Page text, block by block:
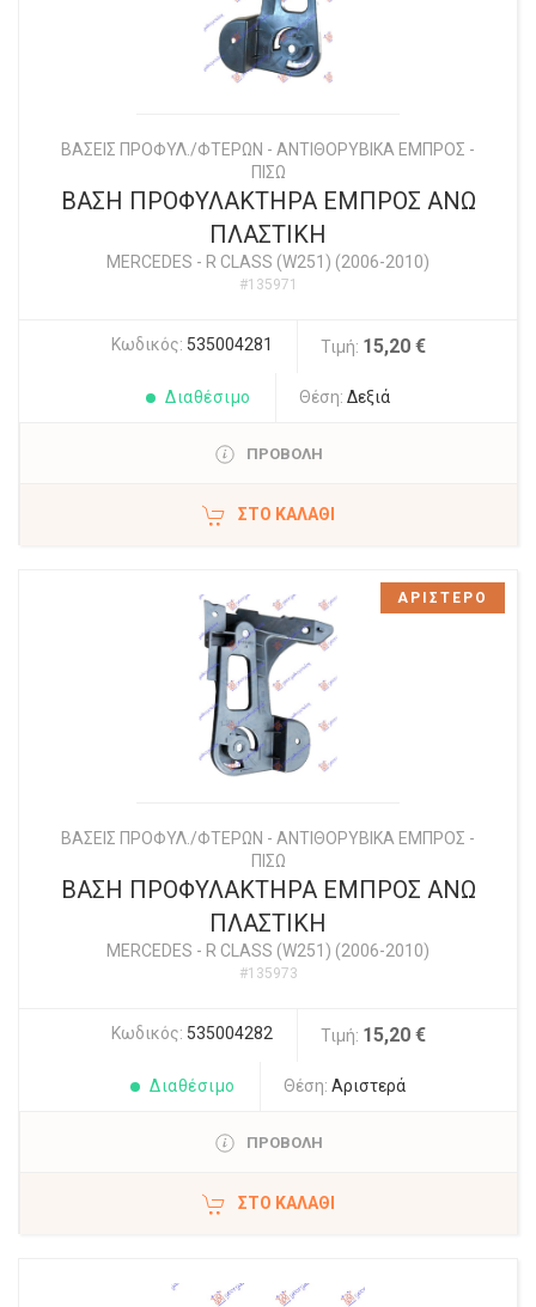
ΒΑΣΕΙΣ ΠΡΟΦΥΛ./ΦΤΕΡΩΝ - ΑΝΤΙΘΟΡΥΒΙΚΑ ΕΜΠΡΟΣ -
ΠΙΣΩ
ΒΑΣΗ ΠΡΟΦΥΛΑΚΤΗΡΑ ΕΜΠΡΟΣ ΑΝΩ
ΠΛΑΣΤΙΚΗ
MERCEDES - R CLASS (W251) (2006-2010)
#135971
Κωδικός: 535004281 Τιμή: 15,20 €
Διαθέσιμο Θέση: Δεξιά
ΠΡΟΒΟΛΗ
ΣΤΟ ΚΑΛΆΘΙ
ΒΑΣΕΙΣ ΠΡΟΦΥΛ./ΦΤΕΡΩΝ - ΑΝΤΙΘΟΡΥΒΙΚΑ ΕΜΠΡΟΣ -
ΠΙΣΩ
ΒΑΣΗ ΠΡΟΦΥΛΑΚΤΗΡΑ ΕΜΠΡΟΣ ΑΝΩ
ΠΛΑΣΤΙΚΗ
MERCEDES - R CLASS (W251) (2006-2010)
#135973
Κωδικός: 535004282 Τιμή: 15,20 €
Διαθέσιμο Θέση: Αριστερά
ΠΡΟΒΟΛΗ
ΣΤΟ ΚΑΛΆΘΙ
ΑΡΙΣΤΕΡΟ